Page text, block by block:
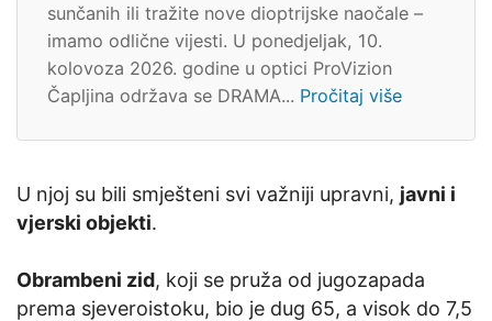
sunčanih ili tražite nove dioptrijske naočale –
imamo odlične vijesti. U ponedjeljak, 10.
kolovoza 2026. godine u optici ProVizion
Čapljina održava se DRAMA... Pročitaj više
U njoj su bili smješteni svi važniji upravni, javni i
vjerski objekti.
Obrambeni zid, koji se pruža od jugozapada
prema sjeveroistoku, bio je dug 65, a visok do 7,5